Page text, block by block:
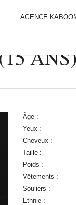
AGENCE
ANS)
Âge :
Yeux :
Cheveux :
Taille :
Poids :
Vêtements :
Souliers :
Ethnie :